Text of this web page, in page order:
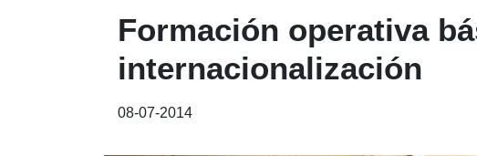
Formación operativa
internacionalización
08-07-2014